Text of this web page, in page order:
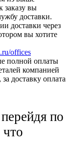
заказу вы
доставки.
доставки через
вы хотите
offices
полной оплаты
компанией
доставку оплата
по
что